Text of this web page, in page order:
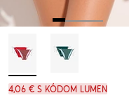
4,06 € s kódom LUMEN